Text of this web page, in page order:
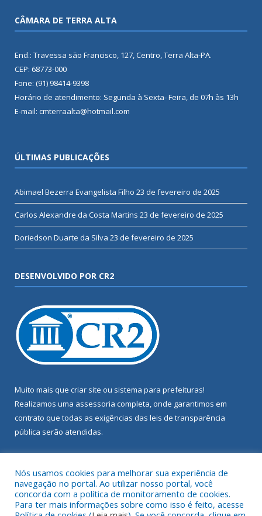
CÂMARA DE TERRA ALTA
End.: Travessa são Francisco, 127, Centro, Terra Alta-PA.
CEP: 68773-000
Fone: (91) 98414-9398
Horário de atendimento: Segunda à Sexta- Feira, de 07h às 13h
E-mail: cmterraalta@hotmail.com
ÚLTIMAS PUBLICAÇÕES
Abimael Bezerra Evangelista Filho 23 de fevereiro de 2025
Carlos Alexandre da Costa Martins 23 de fevereiro de 2025
Doriedson Duarte da Silva 23 de fevereiro de 2025
DESENVOLVIDO POR CR2
Muito mais que criar site ou sistema para prefeituras!
Realizamos uma assessoria completa, onde garantimos em
contrato que todas as exigências das leis de transparência
pública serão atendidas.
Nós usamos cookies para melhorar sua experiência de
navegação no portal. Ao utilizar nosso portal, você
concorda com a política de monitoramento de cookies.
Para ter mais informações sobre como isso é feito, acesse